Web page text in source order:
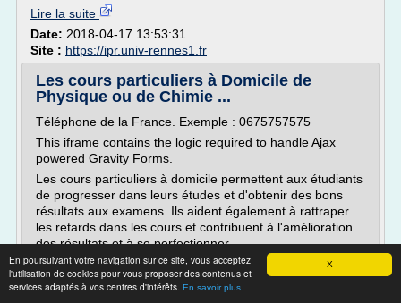
X
En poursuivant votre navigation sur ce site, vous acceptez
l'utilisation de cookies pour vous proposer des contenus et
services adaptés à vos centres d'intérêts. En savoir plus
Lire la suite
Date: 2018-04-17 13:53:31
Site : https://ipr.univ-rennes1.fr
Les cours particuliers à Domicile de
Physique ou de Chimie ...
Téléphone de la France. Exemple : 0675757575
This iframe contains the logic required to handle Ajax
powered Gravity Forms.
Les cours particuliers à domicile permettent aux étudiants
de progresser dans leurs études et d'obtenir des bons
résultats aux examens. Ils aident également à rattraper
les retards dans les cours et contribuent à l'amélioration
des résultats et à se perfectionner....
Lire la suite